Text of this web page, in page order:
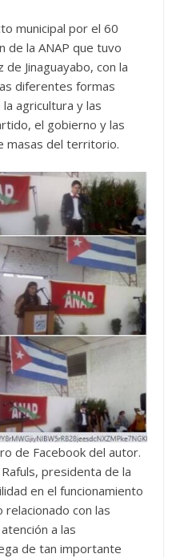
municipal por el 60
de la ANAP que tuvo
Jinaguayabo, con la
diferentes formas
agricultura y las
el gobierno y las
masas del territorio.
de Facebook del autor.
presidenta de la
en el funcionamiento
con las
a las
de tan importante